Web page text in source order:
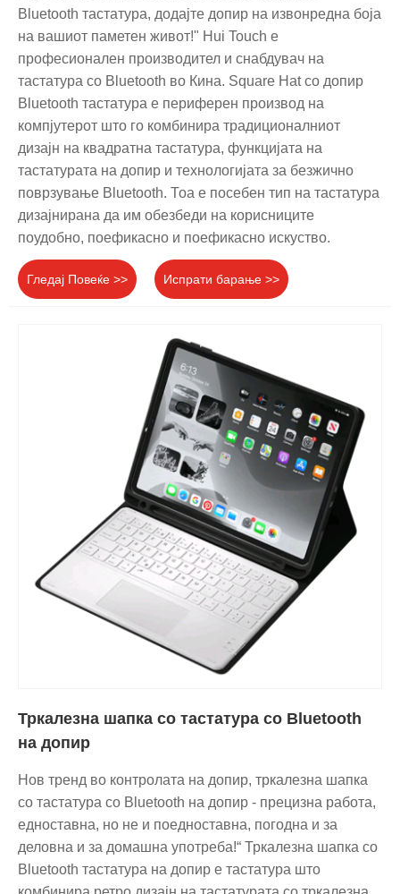
Bluetooth тастатура, додајте допир на извонредна боја
на вашиот паметен живот!" Hui Touch е
професионален производител и снабдувач на
тастатура со Bluetooth во Кина. Square Hat со допир
Bluetooth тастатура е периферен производ на
компјутерот што го комбинира традиционалниот
дизајн на квадратна тастатура, функцијата на
тастатурата на допир и технологијата за безжично
поврзување Bluetooth. Тоа е посебен тип на тастатура
дизајнирана да им обезбеди на корисниците
поудобно, поефикасно и поефикасно искуство.
Гледај Повеќе >> Испрати барање >>
Тркалезна шапка со тастатура со Bluetooth
на допир
Нов тренд во контролата на допир, тркалезна шапка
со тастатура со Bluetooth на допир - прецизна работа,
едноставна, но не и поедноставна, погодна и за
деловна и за домашна употреба!“ Тркалезна шапка со
Bluetooth тастатура на допир е тастатура што